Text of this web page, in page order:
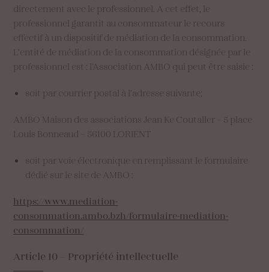
directement avec le professionnel. A cet effet, le
professionnel garantit au consommateur le recours
effectif à un dispositif de médiation de la consommation.
L’entité de médiation de la consommation désignée par le
professionnel est : l’Association AMBO qui peut être saisie :
soit par courrier postal à l’adresse suivante;
AMBO Maison des associations Jean Ke Coutaller – 5 place
Louis Bonneaud – 56100 LORIENT
soit par voie électronique en remplissant le formulaire
dédié sur le site de AMBO :
https://www.mediation-
consommation.ambo.bzh/formulaire-mediation-
consommation/
Article 10 Propriété intellectuelle